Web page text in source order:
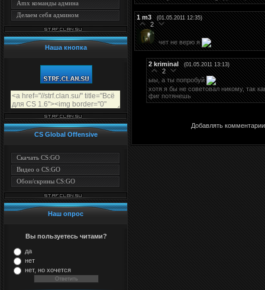
Amx команды админа
Делаем себя админом
Наша кнопка
CS Global Offensive
Скачать CS:GO
Видео о CS:GO
Обои/скрины CS:GO
Наш опрос
Вы пользуетесь читами?
да
нет
нет, но хочется
1 m3 (01.05.2011 12:35)
2
чет не верю я
2 kriminal (01.05.2011 13:13)
2
ыы, а ты попробуй
хотя я бы не советовал никому, так
фиг потянешь
Добавлять